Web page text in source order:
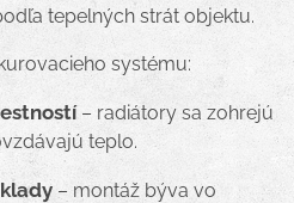
tepelných strát objektu.
systému:
– radiátory sa zohrejú
teplo.
– montáž býva vo